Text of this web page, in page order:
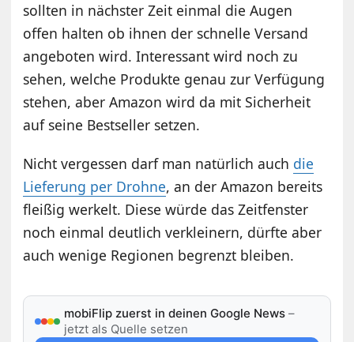
sollten in nächster Zeit einmal die Augen
offen halten ob ihnen der schnelle Versand
angeboten wird. Interessant wird noch zu
sehen, welche Produkte genau zur Verfügung
stehen, aber Amazon wird da mit Sicherheit
auf seine Bestseller setzen.
Nicht vergessen darf man natürlich auch die
Lieferung per Drohne, an der Amazon bereits
fleißig werkelt. Diese würde das Zeitfenster
noch einmal deutlich verkleinern, dürfte aber
auch wenige Regionen begrenzt bleiben.
mobiFlip zuerst in deinen Google News –
jetzt als Quelle setzen